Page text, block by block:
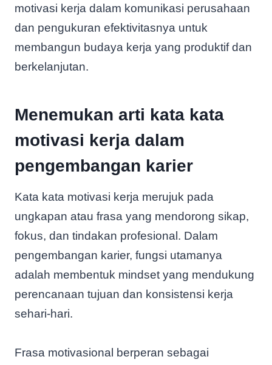
motivasi kerja dalam komunikasi perusahaan
dan pengukuran efektivitasnya untuk
membangun budaya kerja yang produktif dan
berkelanjutan.
Menemukan arti kata kata
motivasi kerja dalam
pengembangan karier
Kata kata motivasi kerja merujuk pada
ungkapan atau frasa yang mendorong sikap,
fokus, dan tindakan profesional. Dalam
pengembangan karier, fungsi utamanya
adalah membentuk mindset yang mendukung
perencanaan tujuan dan konsistensi kerja
sehari-hari.
Frasa motivasional berperan sebagai